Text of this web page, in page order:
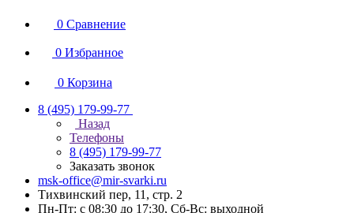
0 Сравнение
0 Избранное
0 Корзина
8 (495) 179-99-77
Назад
Телефоны
8 (495) 179-99-77
Заказать звонок
msk-office@mir-svarki.ru
Тихвинский пер, 11, стр. 2
Пн-Пт: с 08:30 до 17:30, Сб-Вс: выходной